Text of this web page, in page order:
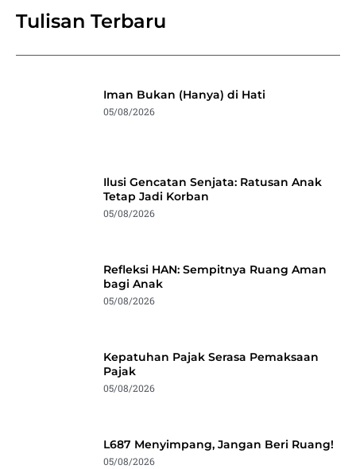
Tulisan Terbaru
Iman Bukan (Hanya) di Hati
05/08/2026
Ilusi Gencatan Senjata: Ratusan Anak
Tetap Jadi Korban
05/08/2026
Refleksi HAN: Sempitnya Ruang Aman
bagi Anak
05/08/2026
Kepatuhan Pajak Serasa Pemaksaan
Pajak
05/08/2026
L687 Menyimpang, Jangan Beri Ruang!
05/08/2026